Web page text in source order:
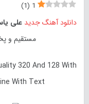
1
(
1
)
دانلود آهنگ جدید علی
مستقیم و
320 And 128 With
With Text